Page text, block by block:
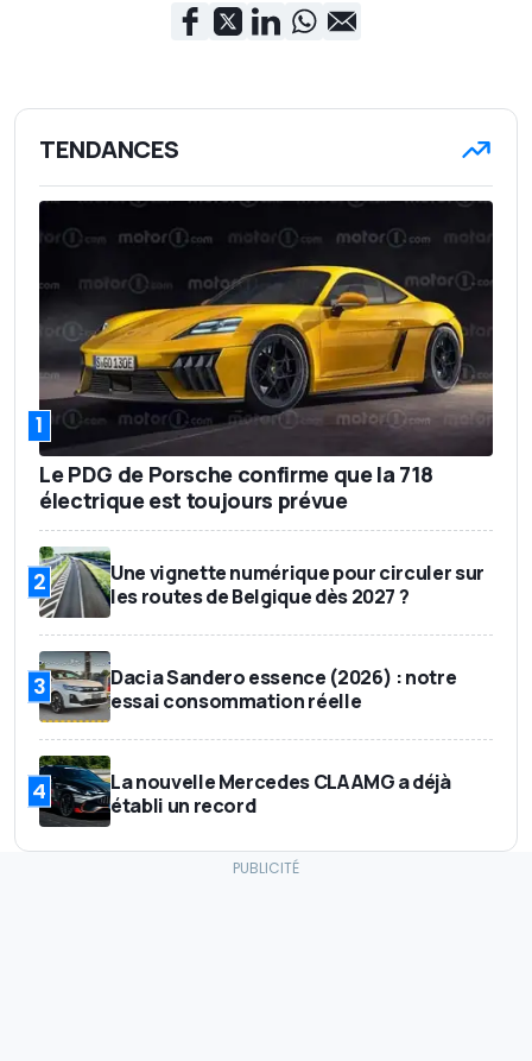
TENDANCES
1
Le PDG de Porsche confirme que la 718
électrique est toujours prévue
2
Une vignette numérique pour circuler sur
les routes de Belgique dès 2027 ?
3
Dacia Sandero essence (2026) : notre
essai consommation réelle
4
La nouvelle Mercedes CLA AMG a déjà
établi un record